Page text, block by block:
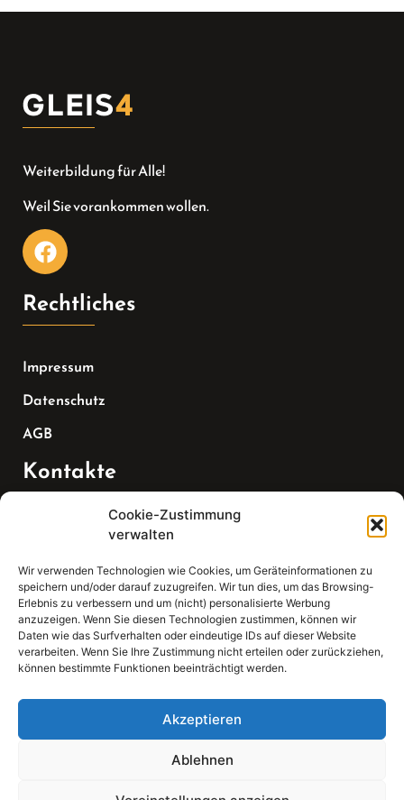
Cookie-Zustimmung
verwalten
Wir verwenden Technologien wie Cookies, um Geräteinformationen zu
speichern und/oder darauf zuzugreifen. Wir tun dies, um das Browsing-
Erlebnis zu verbessern und um (nicht) personalisierte Werbung
anzuzeigen. Wenn Sie diesen Technologien zustimmen, können wir
Daten wie das Surfverhalten oder eindeutige IDs auf dieser Website
verarbeiten. Wenn Sie Ihre Zustimmung nicht erteilen oder zurückziehen,
können bestimmte Funktionen beeinträchtigt werden.
Akzeptieren
Ablehnen
Weiterbildung für Alle!
Weil Sie vorankommen wollen.
Rechtliches
Impressum
Datenschutz
AGB
Kontakte
07147 270 3349
Email:
sekretariat(at)gleis4-seminarzentrum.com
Adresse:
Bahnhofstraße 21, 74343 Sachsenheim